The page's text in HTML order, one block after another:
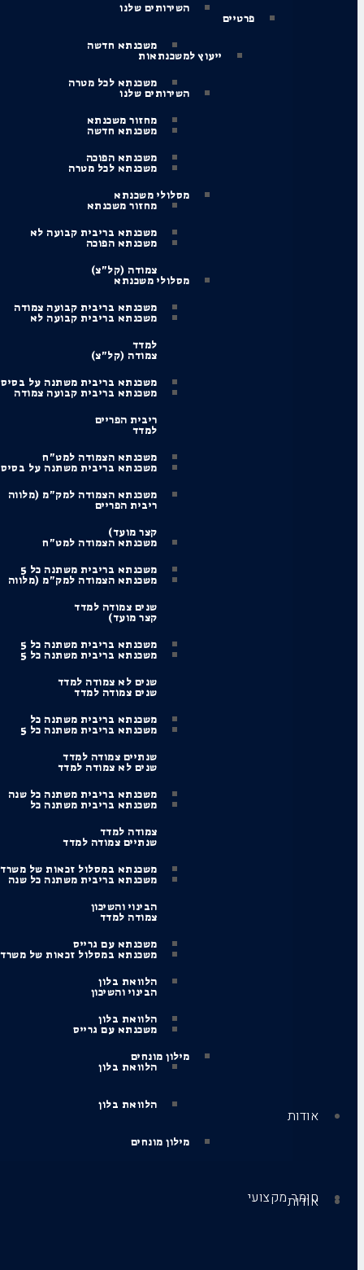
השירותים שלנו
משכנתא חדשה
משכנתא לכל מטרה
מחזור משכנתא
משכנתא הפוכה
מסלולי משכנתא
משכנתא בריבית קבועה לא
צמודה (קל"צ)
משכנתא בריבית קבועה צמודה
למדד
משכנתא בריבית משתנה על בסיס
ריבית הפריים
משכנתא הצמודה למט"ח
משכנתא הצמודה למק"מ (מלווה
קצר מועד)
משכנתא בריבית משתנה כל 5
שנים צמודה למדד
משכנתא בריבית משתנה כל 5
שנים לא צמודה למדד
משכנתא בריבית משתנה כל
שנתיים צמודה למדד
משכנתא בריבית משתנה כל שנה
צמודה למדד
משכנתא במסלול זכאות של משרד
הבינוי והשיכון
משכנתא עם גרייס
הלוואת בלון
הלוואת בלון
מילון מונחים
אודות
חומר מקצועי
פרטיים
ייעוץ למשכנתאות
השירותים שלנו
משכנתא חדשה
משכנתא לכל מטרה
מחזור משכנתא
משכנתא הפוכה
מסלולי משכנתא
משכנתא בריבית קבועה לא
צמודה (קל"צ)
משכנתא בריבית קבועה צמודה
למדד
משכנתא בריבית משתנה על בסיס
ריבית הפריים
משכנתא הצמודה למט"ח
משכנתא הצמודה למק"מ (מלווה
קצר מועד)
משכנתא בריבית משתנה כל 5
שנים צמודה למדד
משכנתא בריבית משתנה כל 5
שנים לא צמודה למדד
משכנתא בריבית משתנה כל
שנתיים צמודה למדד
משכנתא בריבית משתנה כל שנה
צמודה למדד
משכנתא במסלול זכאות של משרד
הבינוי והשיכון
משכנתא עם גרייס
הלוואת בלון
הלוואת בלון
מילון מונחים
אודות